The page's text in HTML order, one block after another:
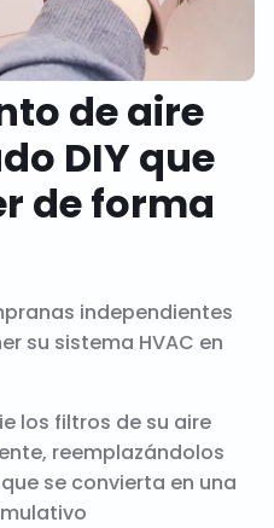
de aire
DIY que
de forma
independientes
su sistema HVAC en
los filtros de su aire
reemplazándolos
se convierta en una